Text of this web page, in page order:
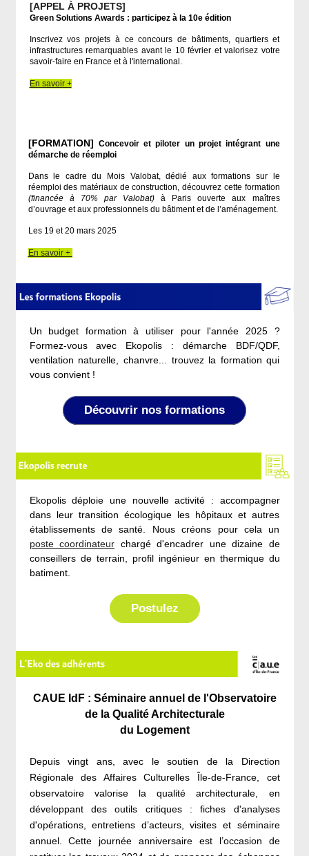
[APPEL À PROJETS]
Green Solutions Awards : participez à la 10e édition
Inscrivez vos projets à ce concours de bâtiments, quartiers et
infrastructures remarquables avant le 10 février et valorisez votre
savoir-faire en France et à l'international.
En savoir +
[FORMATION] Concevoir et piloter un projet intégrant une
démarche de réemploi
Dans le cadre du Mois Valobat, dédié aux formations sur le
réemploi des matériaux de construction, découvrez cette formation
(financée à 70% par Valobat)à Paris ouverte aux maîtres
d’ouvrage et aux professionnels du bâtiment et de l’aménagement.
Les 19 et 20 mars 2025
En savoir +
Un budget formation à utiliser pour l'année 2025 ?
Formez-vous avec Ekopolis : démarche BDF/QDF,
ventilation naturelle, chanvre... trouvez la formation qui
vous convient !
Découvrir nos formations
Ekopolis déploie une nouvelle activité : accompagner
dans leur transition écologique les hôpitaux et autres
établissements de santé. Nous créons pour cela un
poste coordinateur chargé d'encadrer une dizaine de
conseillers de terrain, profil ingénieur en thermique du
batiment.
Postulez
CAUE IdF : Séminaire annuel de l'Observatoire
de la Qualité Architecturale
du Logement
Depuis vingt ans, avec le soutien de la Direction
Régionale des Affaires Culturelles Île-de-France, cet
observatoire valorise la qualité architecturale, en
développant des outils critiques : fiches d'analyses
d'opérations, entretiens d’acteurs, visites et séminaire
annuel. Cette journée anniversaire est l’occasion de